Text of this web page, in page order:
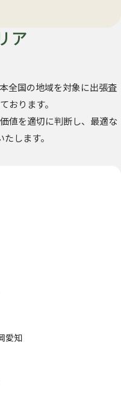
ア
全国の地域を対象に出張査
おります。
値を適切に判断し、最適な
します。
愛知